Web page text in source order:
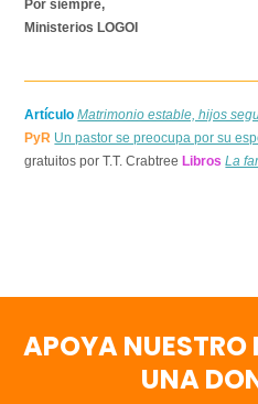
Por siempre,
Ministerios LOGOI
Artículo Matrimonio estable, hijos
PyR Un pastor se preocupa por su
gratuitos por T.T. Crabtree Libros La
APOYA
UNA